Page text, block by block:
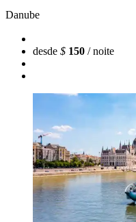
Danube
desde $ 150 / noite